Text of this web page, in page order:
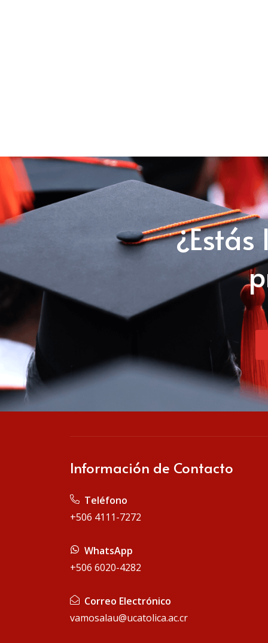
Información de Contacto
Teléfono
+506 4111-7272
WhatsApp
+506 6020-4282
Correo Electrónico
vamosalau@ucatolica.ac.cr